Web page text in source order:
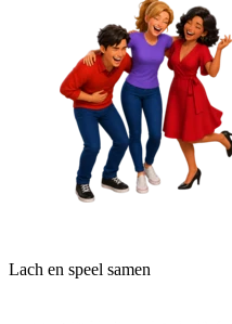
Lach en speel samen